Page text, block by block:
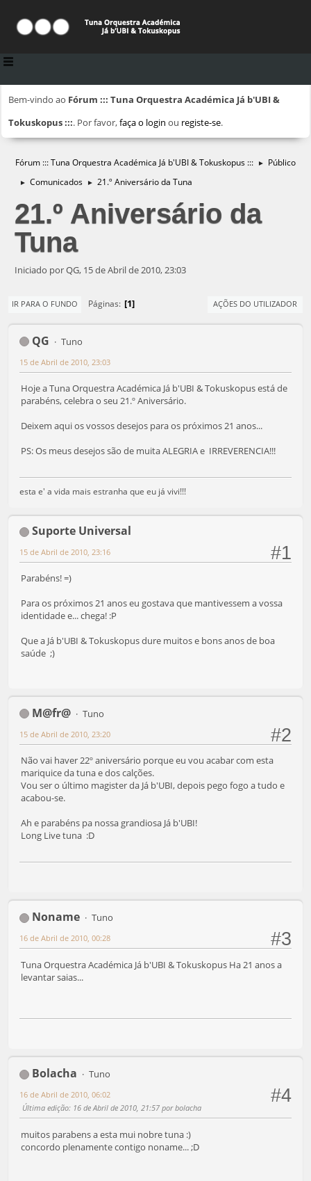
Bem-vindo ao Fórum ::: Tuna Orquestra Académica Já b'UBI &
Tokuskopus :::. Por favor,faça o login ou registe-se.
Fórum ::: Tuna Orquestra Académica Já b'UBI & Tokuskopus ::: ► Público
► Comunicados ► 21.º Aniversário da Tuna
21.º Aniversário da
Tuna
Iniciado por QG, 15 de Abril de 2010, 23:03
IR PARA O FUNDO Páginas 1 AÇÕES DO UTILIZADOR
QG Tuno
15 de Abril de 2010, 23:03
Hoje a Tuna Orquestra Académica Já b'UBI & Tokuskopus está de
parabéns, celebra o seu 21.º Aniversário.
Deixem aqui os vossos desejos para os próximos 21 anos...
PS: Os meus desejos são de muita ALEGRIA e IRREVERENCIA!!!
esta e' a vida mais estranha que eu já vivi!!!
Suporte Universal
#1
15 de Abril de 2010, 23:16
Parabéns! =)
Para os próximos 21 anos eu gostava que mantivessem a vossa
identidade e... chega! :P
Que a Já b'UBI & Tokuskopus dure muitos e bons anos de boa
saúde ;)
M@fr@ Tuno
#2
15 de Abril de 2010, 23:20
Não vai haver 22º aniversário porque eu vou acabar com esta
mariquice da tuna e dos calções.
Vou ser o último magister da Já b'UBI, depois pego fogo a tudo e
acabou-se.
Ah e parabéns pa nossa grandiosa Já b'UBI!
Long Live tuna :D
Noname Tuno
#3
16 de Abril de 2010, 00:28
Tuna Orquestra Académica Já b'UBI & Tokuskopus Ha 21 anos a
levantar saias...
Bolacha Tuno
#4
16 de Abril de 2010, 06:02
Última edição: 16 de Abril de 2010, 21:57 por bolacha
muitos parabens a esta mui nobre tuna :)
concordo plenamente contigo noname... ;D